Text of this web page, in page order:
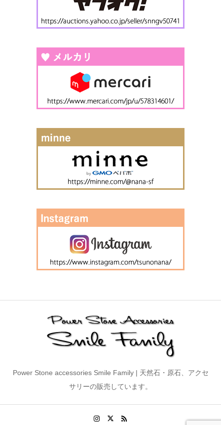
Power Stone accessories Smile Family | 天然石・原石、アクセ
サリーの販売しています。